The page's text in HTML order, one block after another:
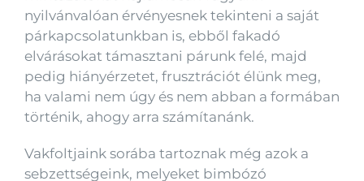
nyilvánvalóan érvényesnek tekinteni a saját
párkapcsolatunkban is, ebből fakadó
elvárásokat támasztani párunk felé, majd
pedig hiányérzetet, frusztrációt élünk meg,
ha valami nem úgy és nem abban a formában
történik, ahogy arra számítanánk.
Vakfoltjaink sorába tartoznak még azok a
sebzettségeink, melyeket bimbózó